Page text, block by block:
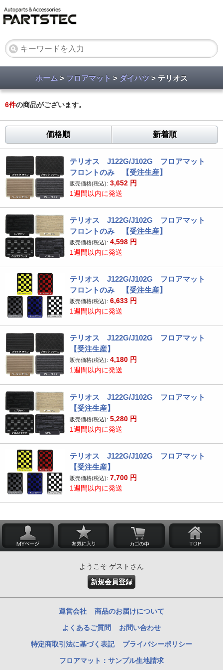
ホーム > フロアマット > ダイハツ > テリオス
6件の商品がございます。
価格順 新着順
テリオス J122G/J102G フロアマット
フロントのみ 【受注生産】
販売価格(税込): 3,652 円
1週間以内に発送
テリオス J122G/J102G フロアマット
フロントのみ 【受注生産】
販売価格(税込): 4,598 円
1週間以内に発送
テリオス J122G/J102G フロアマット
フロントのみ 【受注生産】
販売価格(税込): 6,633 円
1週間以内に発送
テリオス J122G/J102G フロアマット
【受注生産】
販売価格(税込): 4,180 円
1週間以内に発送
テリオス J122G/J102G フロアマット
【受注生産】
販売価格(税込): 5,280 円
1週間以内に発送
テリオス J122G/J102G フロアマット
【受注生産】
販売価格(税込): 7,700 円
1週間以内に発送
ようこそ ゲストさん
新規会員登録
運営会社 商品のお届けについて
よくあるご質問 お問い合わせ
特定商取引法に基づく表記 プライバシーポリシー
フロアマット：サンプル生地請求